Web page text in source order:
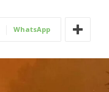
WhatsApp